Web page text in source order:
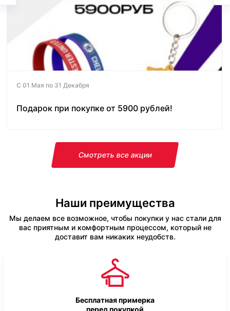
С 01 Мая по 31 Декабря
Подарок при покупке от 5900 рублей!
Смотреть все акции
Наши преимущества
Мы делаем все возможное, чтобы покупки у нас стали для
вас приятным и комфортным процессом, который не
доставит вам никаких неудобств.
Бесплатная примерка
перед покупкой